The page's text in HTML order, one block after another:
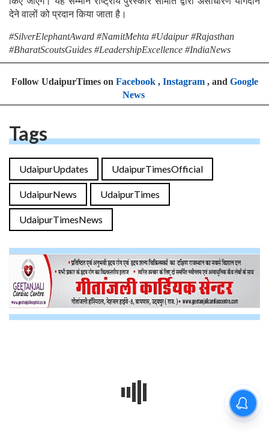
देने वालों को प्रदान किया जाता है।
#SilverElephantAward #NamitMehta #Udaipur #Rajasthan
#BharatScoutsGuides #LeadershipExcellence #IndiaNews
Follow UdaipurTimes on Facebook, Instagram, and Google
News
Tags
UdaipurUpdates UdaipurTimesOfficial
UdaipurNews UdaipurTimes
UdaipurTimesNews